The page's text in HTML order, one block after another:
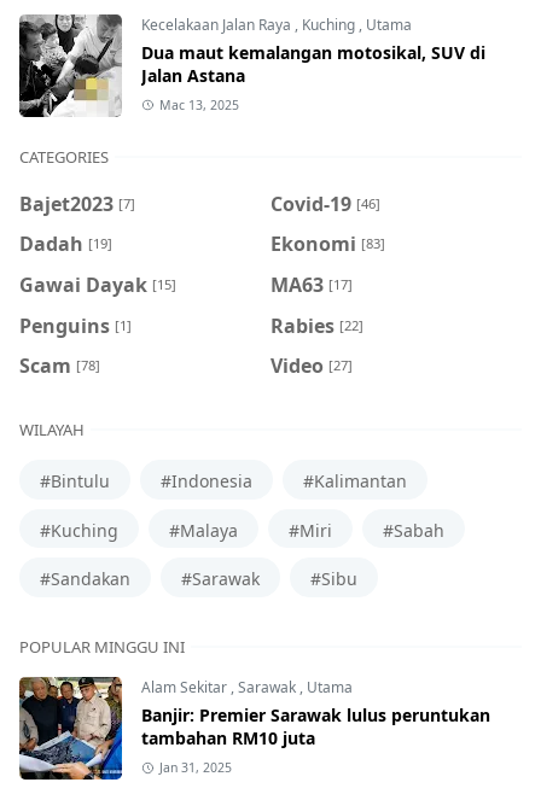
Kecelakaan Jalan Raya , Kuching , Utama
Dua maut kemalangan motosikal, SUV di
Jalan Astana
Mac 13, 2025
CATEGORIES
Bajet2023 [7] Covid-19 [46]
Dadah [19] Ekonomi [83]
Gawai Dayak [15] MA63 [17]
Penguins [1] Rabies [22]
Scam [78] Video [27]
WILAYAH
#Bintulu #Indonesia #Kalimantan
#Kuching #Malaya #Miri #Sabah
#Sandakan #Sarawak #Sibu
POPULAR MINGGU INI
Alam Sekitar ,Sarawak , Utama
Banjir: Premier Sarawak lulus peruntukan
tambahan RM10 juta
Jan 31, 2025